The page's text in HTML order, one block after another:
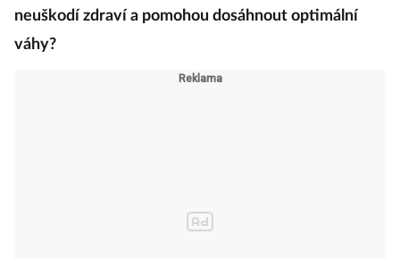
neuškodí zdraví a pomohou dosáhnout optimální
váhy?